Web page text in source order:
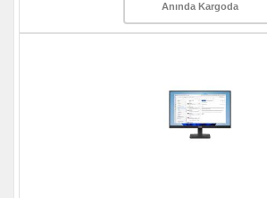
Anında Kargoda